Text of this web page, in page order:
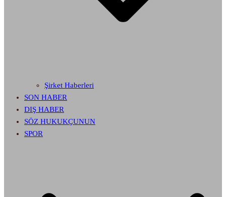
Şirket Haberleri
SON HABER
DIŞ HABER
SÖZ HUKUKÇUNUN
SPOR